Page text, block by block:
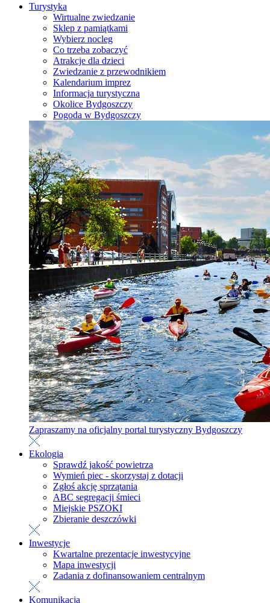
Turystyka
Wirtualne zwiedzanie
Sklep z pamiątkami
Wybierz nocleg
Co trzeba zobaczyć
Atrakcje dla dzieci
Zwiedzanie z przewodnikiem
Kalendarium imprez
Informacja turystyczna
Okolice Bydgoszczy
Pogoda w Bydgoszczy
Zapraszamy na oficjalny portal turystyczny Bydgoszczy
Ekologia
Sprawdź jakość powietrza
Wymień piec - skorzystaj z dotacji
Zgłoś akcję sprzątania
ABC segregacji śmieci
Miejskie PSZOKI
Zbieranie deszczówki
Inwestycje
Kwartalne prezentacje inwestycyjne
Mapa inwestycji
Zadania z dofinansowaniem centralnym
Komunikacja